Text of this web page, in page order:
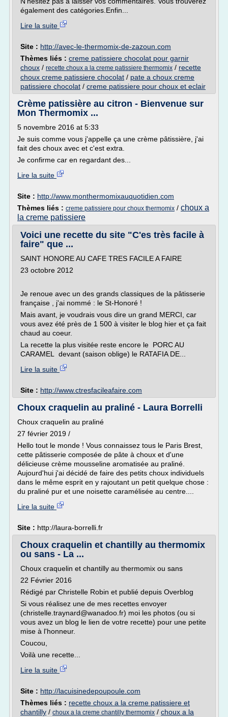
également des catégories.Enfin...
Lire la suite
Site : http://avec-le-thermomix-de-zazoun.com
Thèmes liés : creme patissiere chocolat pour garnir
choux / recette choux a la creme patissiere thermomix / recette
choux creme patissiere chocolat / pate a choux creme
patissiere chocolat / creme patissiere pour choux et eclair
Crème patissière au citron - Bienvenue sur
Mon Thermomix ...
5 novembre 2016 at 5:33
Je suis comme vous j'appelle ça une crème pâtissière, j'ai
fait des choux avec et c'est extra.
Je confirme car en regardant des...
Lire la suite
Site : http://www.monthermomixauquotidien.com
Thèmes liés : creme patissiere pour choux thermomix / choux a
la creme patissiere
Voici une recette du site "C'es très facile à
faire" que ...
SAINT HONORE AU CAFE TRES FACILE A FAIRE
23 octobre 2012
Je renoue avec un des grands classiques de la pâtisserie
française , j'ai nommé : le St-Honoré !
Mais avant, je voudrais vous dire un grand MERCI, car
vous avez été près de 1 500 à visiter le blog hier et ça fait
chaud au coeur.
La recette la plus visitée reste encore le PORC AU
CARAMEL devant (saison oblige) le RATAFIA DE...
Lire la suite
Site : http://www.ctresfacileafaire.com
Choux craquelin au praliné - Laura Borrelli
Choux craquelin au praliné
27 février 2019 /
Hello tout le monde ! Vous connaissez tous le Paris Brest,
cette pâtisserie composée de pâte à choux et d'une
délicieuse crème mousseline aromatisée au praliné.
Aujourd'hui j'ai décidé de faire des petits choux individuels
dans le même esprit en y rajoutant un petit quelque chose :
du praliné pur et une noisette caramélisée au centre....
Lire la suite
Site : http://laura-borrelli.fr
Choux craquelin et chantilly au thermomix
ou sans - La ...
Choux craquelin et chantilly au thermomix ou sans
22 Février 2016
Rédigé par Christelle Robin et publié depuis Overblog
Si vous réalisez une de mes recettes envoyer
(christelle.traynard@wanadoo.fr) moi les photos (ou si
vous avez un blog le lien de votre recette) pour une petite
mise à l'honneur.
Coucou,
Voilà une recette...
Lire la suite
Site : http://lacuisinedepoupoule.com
Thèmes liés : recette choux a la creme patissiere et
chantilly / choux a la creme chantilly thermomix / choux a la